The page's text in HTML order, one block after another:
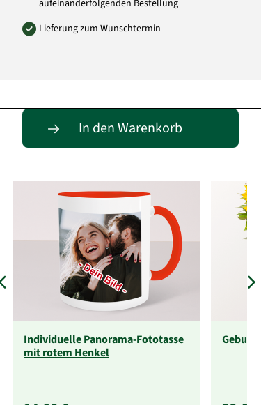
aufeinanderfolgenden Bestellung
Lieferung zum Wunschtermin
In den Warenkorb
Passende Alternativen
Individuelle Panorama-Fototasse
mit rotem Henkel